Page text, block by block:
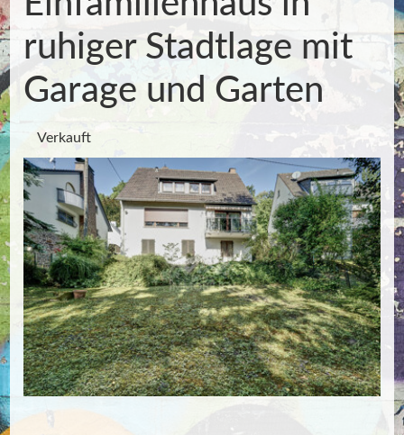
ruhiger Stadtlage mit
Garage und Garten
Verkauft